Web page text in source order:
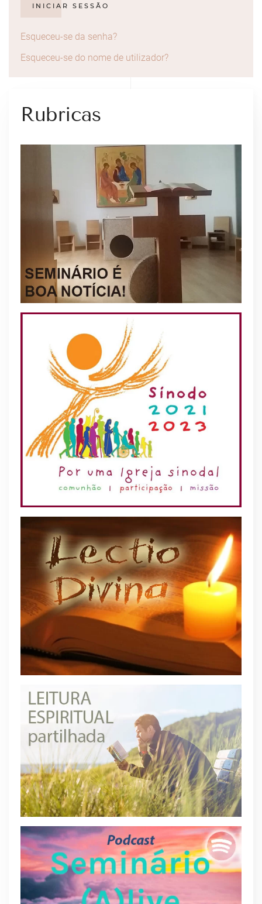
INICIAR SESSÃO
Esqueceu-se da senha?
Esqueceu-se do nome de utilizador?
Rubricas